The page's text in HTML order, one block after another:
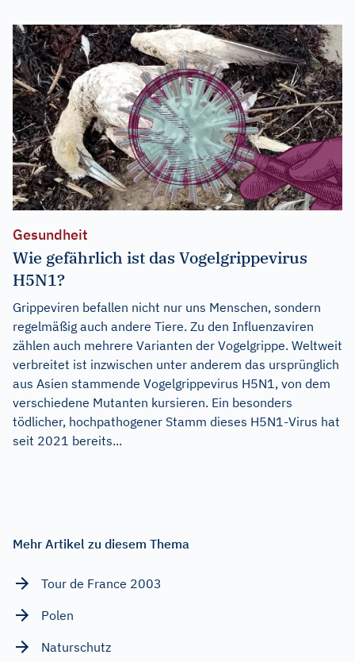
Gesundheit
Wie gefährlich ist das Vogelgrippevirus
H5N1?
Grippeviren befallen nicht nur uns Menschen, sondern
regelmäßig auch andere Tiere. Zu den Influenzaviren
zählen auch mehrere Varianten der Vogelgrippe. Weltweit
verbreitet ist inzwischen unter anderem das ursprünglich
aus Asien stammende Vogelgrippevirus H5N1, von dem
verschiedene Mutanten kursieren. Ein besonders
tödlicher, hochpathogener Stamm dieses H5N1-Virus hat
seit 2021 bereits...
Mehr Artikel zu diesem Thema
Tour de France 2003
Polen
Naturschutz